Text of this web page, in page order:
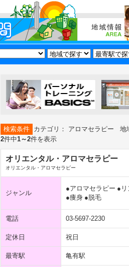
検索条件 カテゴリ： アロマセラピー 地
2件中1～2件を表示
オリエンタル・アロマセラピー
オリエンタル・アロマセラピー
ジャンル
●アロマセラピー ●リ
●痩身 ●脱毛
電話 03-5697-2230
定休日 祝日
最寄駅 亀有駅